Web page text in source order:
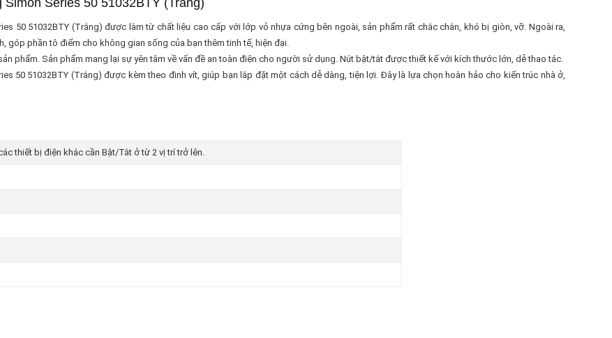
Series 50 51032BTY (Trắng)
50 51032BTY (Trắng) được làm từ chất liệu cao cấp với lớp vỏ nhựa cứng bên ngoài, sản phẩm rất chắc chắn, khó bị giòn, vỡ. Ngoài ra,
góp phần tô điểm cho không gian sống của bạn thêm tinh tế, hiện đại.
phẩm. Sản phẩm mang lại sự yên tâm về vấn đề an toàn điện cho người sử dụng. Nút bật/tắt được thiết kế với kích thước lớn, dễ thao tác.
50 51032BTY (Trắng) được kèm theo đinh vít, giúp bạn lắp đặt một cách dễ dàng, tiện lợi. Đây là lựa chọn hoàn hảo cho kiến trúc nhà ở,
thiết bị điện khác cần Bật/Tắt ở từ 2 vị trí trở lên.